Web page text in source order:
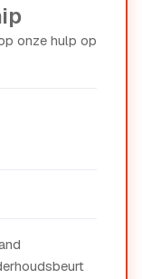
onze hulp op